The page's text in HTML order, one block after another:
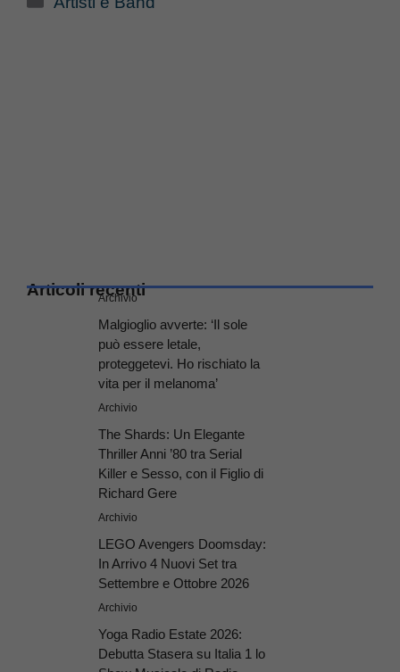
Articoli recenti
Archivio
Malgioglio avverte: ‘Il sole
può essere letale,
proteggetevi. Ho rischiato la
vita per il melanoma’
Archivio
The Shards: Un Elegante
Thriller Anni ’80 tra Serial
Killer e Sesso, con il Figlio di
Richard Gere
Archivio
LEGO Avengers Doomsday:
In Arrivo 4 Nuovi Set tra
Settembre e Ottobre 2026
Archivio
Yoga Radio Estate 2026:
Debutta Stasera su Italia 1 lo